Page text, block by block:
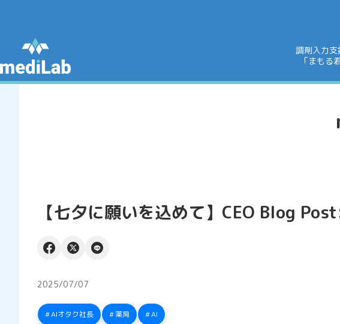
調剤入力支
「まもる
【七夕に願いを込めて】CEO Blog
2025/07/07
AIオタク社長 薬局 AI